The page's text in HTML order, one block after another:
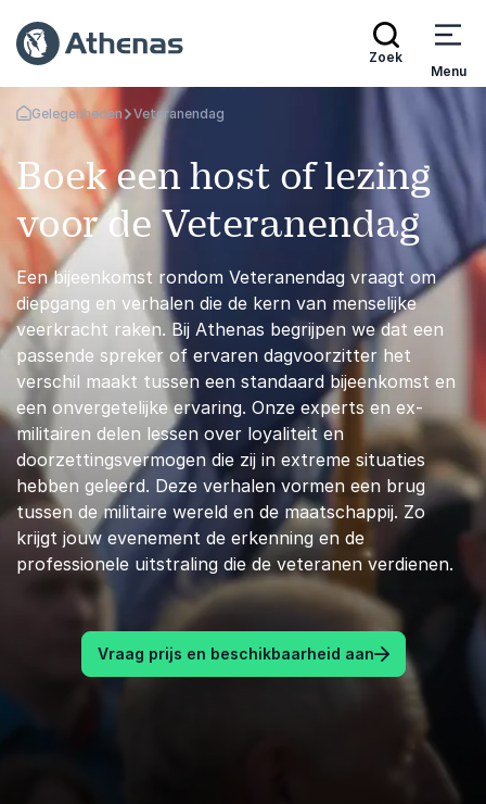
Zoek
Menu
Terug naar de startpagina
Gelegenheden Veteranendag
Boek een host of lezing
voor de Veteranendag
Een bijeenkomst rondom Veteranendag vraagt om
diepgang en verhalen die de kern van menselijke
veerkracht raken. Bij Athenas begrijpen we dat een
passende spreker of ervaren dagvoorzitter het
verschil maakt tussen een standaard bijeenkomst en
een onvergetelijke ervaring. Onze experts en ex-
militairen delen lessen over loyaliteit en
doorzettingsvermogen die zij in extreme situaties
hebben geleerd. Deze verhalen vormen een brug
tussen de militaire wereld en de maatschappij. Zo
krijgt jouw evenement de erkenning en de
professionele uitstraling die de veteranen verdienen.
Vraag prijs en beschikbaarheid aan